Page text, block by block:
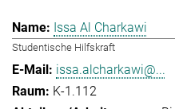
Issa Al Charkawi
Studentische Hilfskraft
issa.alcharkawi@...
K-1.112